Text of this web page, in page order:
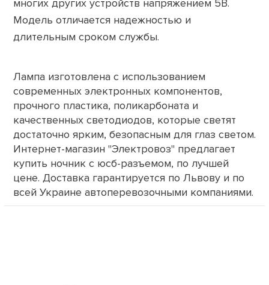
многих других устройств напряжением 5В.
Модель отличается надежностью и
длительным сроком службы.
Лампа изготовлена с использованием
современных электронных компонентов,
прочного пластика, поликарбоната и
качественных светодиодов, которые светят
достаточно ярким, безопасным для глаз светом.
Интернет-магазин "Электровоз" предлагает
купить ночник с юсб-разъемом, по лучшей
цене. Доставка гарантируется по Львову и по
всей Украине автоперевозочными компаниями.